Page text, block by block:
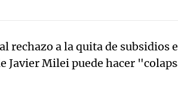
rechazo a la quita de subsidios
Javier Milei puede hacer